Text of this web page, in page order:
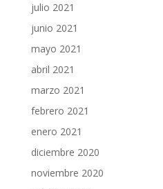
julio 2021
junio 2021
mayo 2021
abril 2021
marzo 2021
febrero 2021
enero 2021
diciembre 2020
noviembre 2020